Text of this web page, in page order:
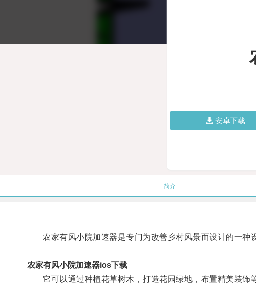
安卓下载
简介
农家有风小院加速器是专门为改善乡村风景而设计的一种设
农家有风小院加速器ios下载
它可以通过种植花草树木，打造花园绿地，布置精美装饰